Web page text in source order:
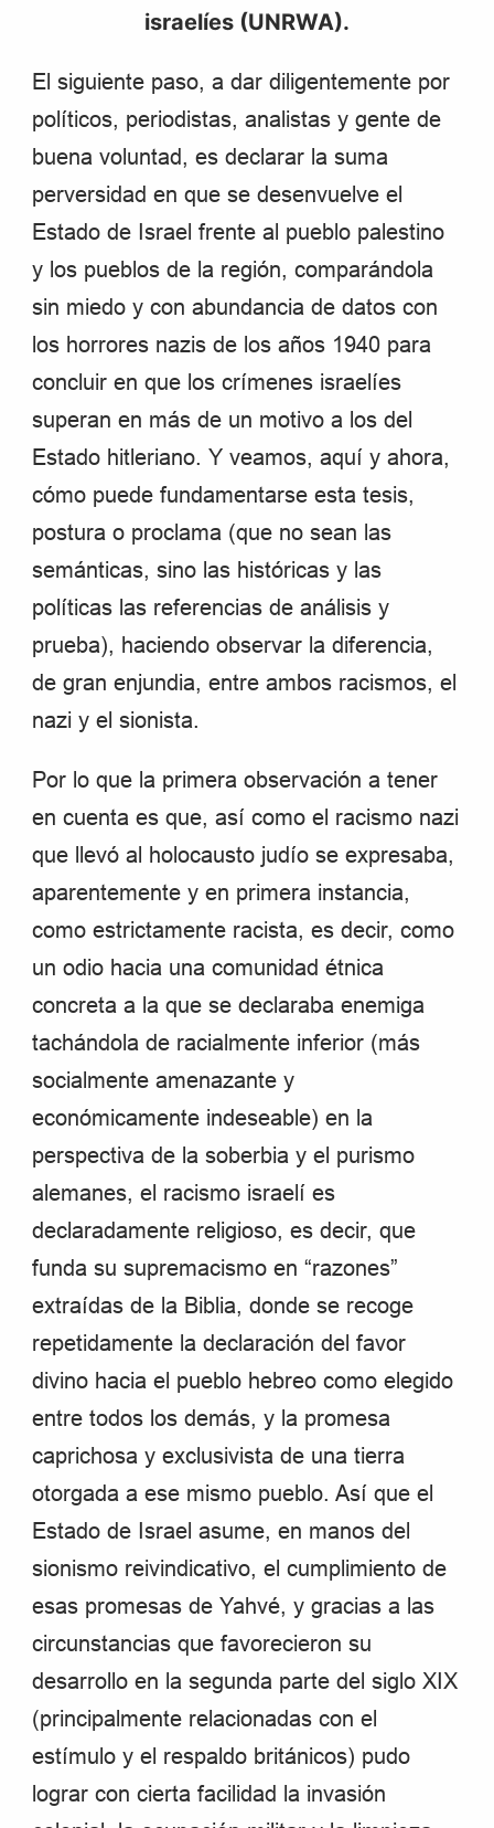
israelíes (UNRWA).
El siguiente paso, a dar diligentemente por
políticos, periodistas, analistas y gente de
buena voluntad, es declarar la suma
perversidad en que se desenvuelve el
Estado de Israel frente al pueblo palestino
y los pueblos de la región, comparándola
sin miedo y con abundancia de datos con
los horrores nazis de los años 1940 para
concluir en que los crímenes israelíes
superan en más de un motivo a los del
Estado hitleriano. Y veamos, aquí y ahora,
cómo puede fundamentarse esta tesis,
postura o proclama (que no sean las
semánticas, sino las históricas y las
políticas las referencias de análisis y
prueba), haciendo observar la diferencia,
de gran enjundia, entre ambos racismos, el
nazi y el sionista.
Por lo que la primera observación a tener
en cuenta es que, así como el racismo nazi
que llevó al holocausto judío se expresaba,
aparentemente y en primera instancia,
como estrictamente racista, es decir, como
un odio hacia una comunidad étnica
concreta a la que se declaraba enemiga
tachándola de racialmente inferior (más
socialmente amenazante y
económicamente indeseable) en la
perspectiva de la soberbia y el purismo
alemanes, el racismo israelí es
declaradamente religioso, es decir, que
funda su supremacismo en “razones”
extraídas de la Biblia, donde se recoge
repetidamente la declaración del favor
divino hacia el pueblo hebreo como elegido
entre todos los demás, y la promesa
caprichosa y exclusivista de una tierra
otorgada a ese mismo pueblo. Así que el
Estado de Israel asume, en manos del
sionismo reivindicativo, el cumplimiento de
esas promesas de Yahvé, y gracias a las
circunstancias que favorecieron su
desarrollo en la segunda parte del siglo XIX
(principalmente relacionadas con el
estímulo y el respaldo británicos) pudo
lograr con cierta facilidad la invasión